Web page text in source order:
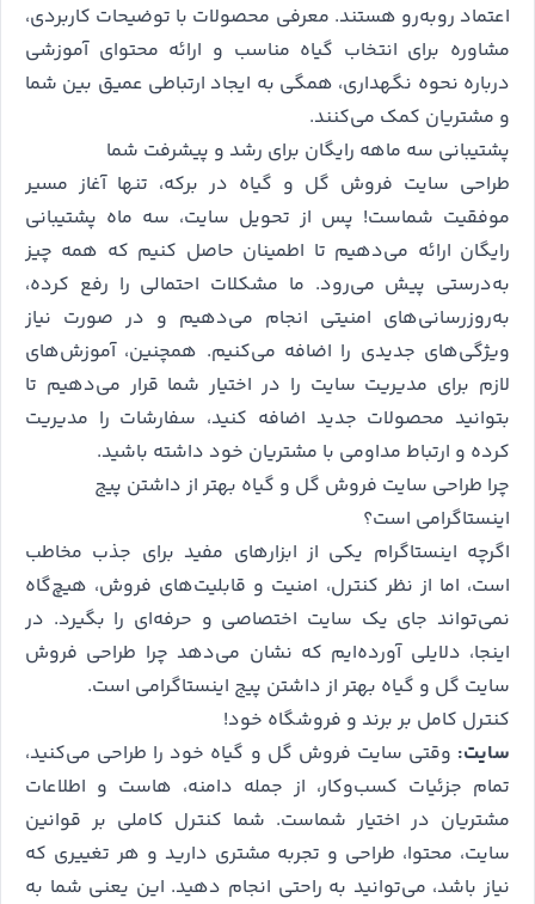
اعتماد روبه‌رو هستند. معرفی محصولات با توضیحات کاربردی،
مشاوره برای انتخاب گیاه مناسب و ارائه محتوای آموزشی
درباره نحوه نگهداری، همگی به ایجاد ارتباطی عمیق بین شما
و مشتریان کمک می‌کنند.
پشتیبانی سه ماهه رایگان برای رشد و پیشرفت شما
طراحی سایت فروش گل و گیاه در برکه، تنها آغاز مسیر
موفقیت شماست! پس از تحویل سایت، سه ماه پشتیبانی
رایگان ارائه می‌دهیم تا اطمینان حاصل کنیم که همه چیز
به‌درستی پیش می‌رود. ما مشکلات احتمالی را رفع کرده،
به‌روزرسانی‌های امنیتی انجام می‌دهیم و در صورت نیاز
ویژگی‌های جدیدی را اضافه می‌کنیم. همچنین، آموزش‌های
لازم برای مدیریت سایت را در اختیار شما قرار می‌دهیم تا
بتوانید محصولات جدید اضافه کنید، سفارشات را مدیریت
کرده و ارتباط مداومی با مشتریان خود داشته باشید.
چرا طراحی سایت فروش گل و گیاه بهتر از داشتن پیج
اینستاگرامی است؟
اگرچه اینستاگرام یکی از ابزارهای مفید برای جذب مخاطب
است، اما از نظر کنترل، امنیت و قابلیت‌های فروش، هیچ‌گاه
نمی‌تواند جای یک سایت اختصاصی و حرفه‌ای را بگیرد. در
اینجا، دلایلی آورده‌ایم که نشان می‌دهد چرا طراحی فروش
سایت گل و گیاه بهتر از داشتن پیج اینستاگرامی است.
کنترل کامل بر برند و فروشگاه خود!
سایت: وقتی سایت فروش گل و گیاه خود را طراحی می‌کنید،
تمام جزئیات کسب‌وکار، از جمله دامنه، هاست و اطلاعات
مشتریان در اختیار شماست. شما کنترل کاملی بر قوانین
سایت، محتوا، طراحی و تجربه مشتری دارید و هر تغییری که
نیاز باشد، می‌توانید به راحتی انجام دهید. این یعنی شما به